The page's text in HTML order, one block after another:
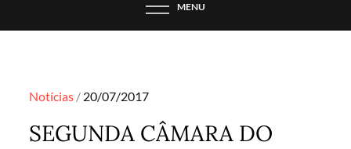
MENU
Notícias Posted
20/07/2017
SEGUNDA CÂMARA DO